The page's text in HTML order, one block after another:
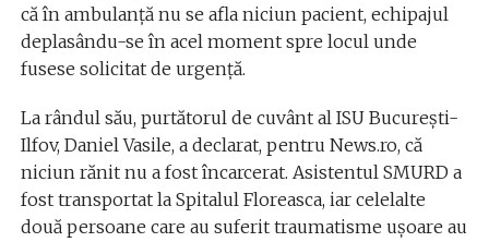
că în ambulanţă nu se afla niciun pacient, echipajul
deplasându-se în acel moment spre locul unde
fusese solicitat de urgenţă.
La rândul său, purtătorul de cuvânt al ISU Bucureşti-
Ilfov, Daniel Vasile, a declarat, pentru News.ro, că
niciun rănit nu a fost încarcerat. Asistentul SMURD a
fost transportat la Spitalul Floreasca, iar celelalte
două persoane care au suferit traumatisme uşoare au